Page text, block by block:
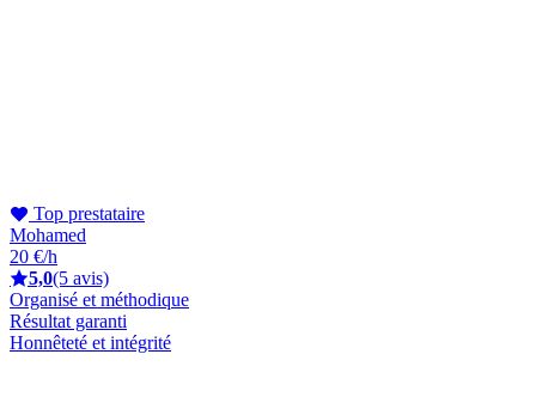
Top prestataire
Mohamed
20 €/h
5,0(5 avis)
Organisé et méthodique
Résultat garanti
Honnêteté et intégrité